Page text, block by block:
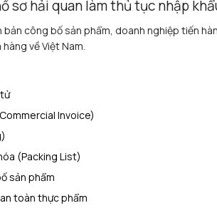
sơ hải quan làm thủ tục nhập
bản công bố sản phẩm, doanh nghiệp tiến
về Việt Nam.
Invoice)
(Packing List)
sản phẩm
toàn thực phẩm